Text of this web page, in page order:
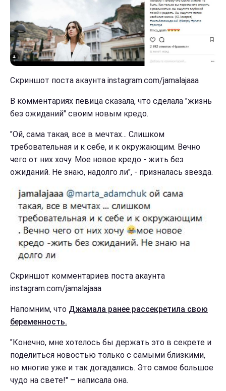
Скриншот поста акаунта instagram.com/jamalajaaa
В комментариях певица сказала, что сделала "жизнь
без ожиданий" своим новым кредо.
"Ой, сама такая, все в мечтах... Слишком
требовательная и к себе, и к окружающим. Вечно
чего от них хочу. Мое новое кредо - жить без
ожиданий. Не знаю, надолго ли", - призналась звезда.
Скриншот комментариев поста акаунта
instagram.com/jamalajaaa
Напомним, что Джамала ранее рассекретила свою
беременность.
"Конечно, мне хотелось бы держать это в секрете и
поделиться новостью только с самыми близкими,
но многие уже и так догадались. Это самое большое
чудо на свете!" – написала она.